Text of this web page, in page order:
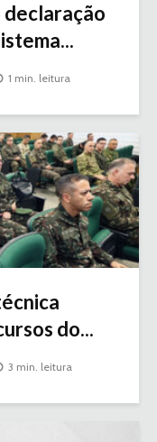
declaração
1 min. leitura
do...
3 min. leitura